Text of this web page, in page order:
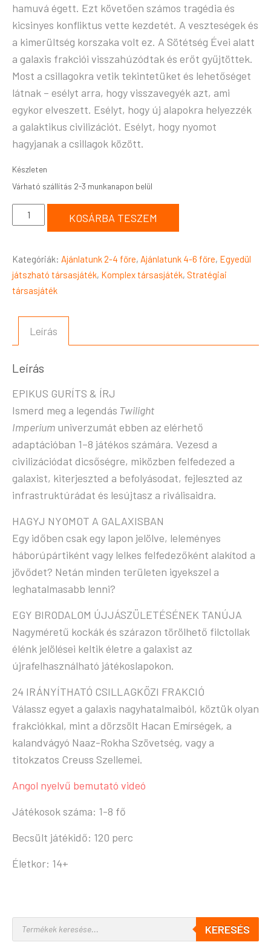
hamuvá égett. Ezt követően számos tragédia és
kicsinyes konfliktus vette kezdetét. A veszteségek és
a kimerültség korszaka volt ez. A Sötétség Évei alatt
a galaxis frakciói visszahúzódtak és erőt gyűjtöttek.
Most a csillagokra vetik tekintetüket és lehetőséget
látnak – esélyt arra, hogy visszavegyék azt, ami
egykor elveszett. Esélyt, hogy új alapokra helyezzék
a galaktikus civilizációt. Esélyt, hogy nyomot
hagyjanak a csillagok között.
Készleten
KOSÁRBA TESZEM
Kategóriák: Ajánlatunk 2-4 főre, Ajánlatunk 4-6 főre, Egyedül
játszható társasjáték, Komplex társasjáték, Stratégiai
társasjáték
Leírás
Leírás
EPIKUS GURÍTS & ÍRJ
Ismerd meg a legendás Twilight
Imperium univerzumát ebben az elérhető
adaptációban 1–8 játékos számára. Vezesd a
civilizációdat dicsőségre, miközben felfedezed a
galaxist, kiterjeszted a befolyásodat, fejleszted az
infrastruktúrádat és lesújtasz a riválisaidra.
HAGYJ NYOMOT A GALAXISBAN
Egy időben csak egy lapon jelölve, leleményes
háborúpártiként vagy lelkes felfedezőként alakítod a
jövődet? Netán minden területen igyekszel a
leghatalmasabb lenni?
EGY BIRODALOM ÚJJÁSZÜLETÉSÉNEK TANÚJA
Nagyméretű kockák és szárazon törölhető filctollak
élénk jelölései keltik életre a galaxist az
újrafelhasználható játékoslapokon.
24 IRÁNYÍTHATÓ CSILLAGKÖZI FRAKCIÓ
Válassz egyet a galaxis nagyhatalmaiból, köztük olyan
frakciókkal, mint a dörzsölt Hacan Emírségek, a
kalandvágyó Naaz-Rokha Szövetség, vagy a
titokzatos Creuss Szellemei.
Angol nyelvű bemutató videó
Játékosok száma: 1-8 fő
Becsült játékidő: 120 perc
Életkor: 14+
KERESÉS